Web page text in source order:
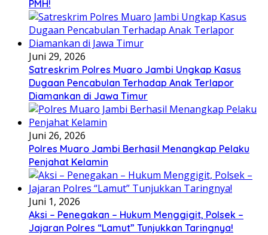
PMH!
Juni 29, 2026
Satreskrim Polres Muaro Jambi Ungkap Kasus
Dugaan Pencabulan Terhadap Anak Terlapor
Diamankan di Jawa Timur
Juni 26, 2026
Polres Muaro Jambi Berhasil Menangkap Pelaku
Penjahat Kelamin
Juni 1, 2026
Aksi – Penegakan – Hukum Menggigit, Polsek –
Jajaran Polres “Lamut” Tunjukkan Taringnya!